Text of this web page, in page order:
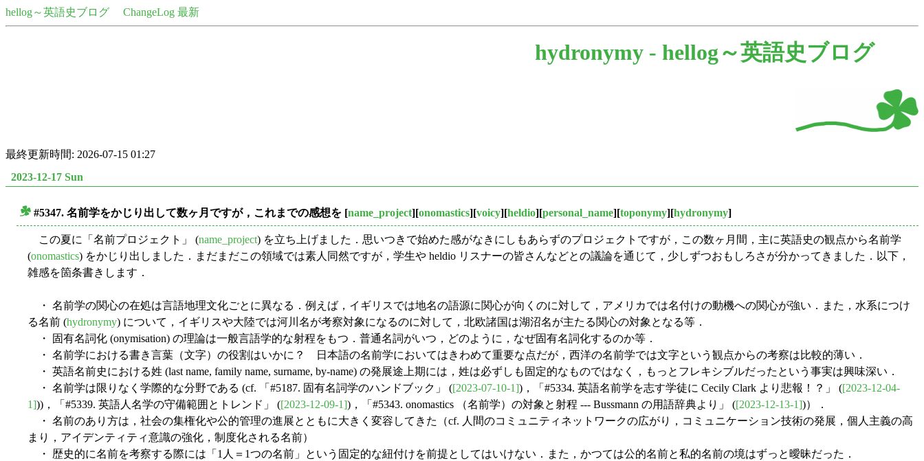
hellog～英語史ブログ ChangeLog 最新
hydronymy - hellog～英語史ブログ
最終更新時間: 2026-07-15 01:27
2023-12-17 Sun
#5347. 名前学をかじり出して数ヶ月ですが，これまでの感想を [name_project][onomastics][voicy][heldio][personal_name][toponymy][hydronymy]
この夏に「名前プロジェクト」 (name_project) を立ち上げました．思いつきで始めた感がなきにしもあらずのプロジェクトですが，この数ヶ月間，主に英語史の観点から名前学
(onomastics) をかじり出しました．まだまだこの領域では素人同然ですが，学生や heldio リスナーの皆さんなどとの議論を通じて，少しずつおもしろさが分かってきました．以下，
雑感を箇条書きします．
・ 名前学の関心の在処は言語地理文化ごとに異なる．例えば，イギリスでは地名の語源に関心が向くのに対して，アメリカでは名付けの動機への関心が強い．また，水系につけ
る名前 (hydronymy) について，イギリスや大陸では河川名が考察対象になるのに対して，北欧諸国は湖沼名が主たる関心の対象となる等．
・ 固有名詞化 (onymisation) の理論は一般言語学的な射程をもつ．普通名詞がいつ，どのように，なぜ固有名詞化するのか等．
・ 名前学における書き言葉（文字）の役割はいかに？ 日本語の名前学においてはきわめて重要な点だが，西洋の名前学では文字という観点からの考察は比較的薄い．
・ 英語名前史における姓 (last name, family name, surname, by-name) の発展途上期には，姓は必ずしも固定的なものではなく，もっとフレキシブルだったという事実は興味深い．
・ 名前学は限りなく学際的な分野である (cf. 「#5187. 固有名詞学のハンドブック」 ([2023-07-10-1])，「#5334. 英語名前学を志す学徒に Cecily Clark より悲報！？」 ([2023-12-04-
1]))，「#5339. 英語人名学の守備範囲とトレンド」 ([2023-12-09-1])，「#5343. onomastics （名前学）の対象と射程 --- Bussmann の用語辞典より」 ([2023-12-13-1])）．
・ 名前のあり方は，社会の集権化や公的管理の進展とともに大きく変容してきた（cf. 人間のコミュニティネットワークの広がり，コミュニケーション技術の発展，個人主義の高
まり，アイデンティティ意識の強化，制度化される名前）
・ 歴史的に名前を考察する際には「1人＝1つの名前」という固定的な紐付けを前提としてはいけない．また，かつては公的名前と私的名前の境はずっと曖昧だった．